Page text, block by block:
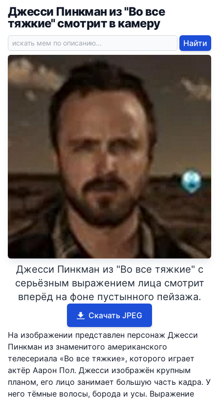
Джесси Пинкман из "Во все
тяжкие" смотрит в камеру
Найти
Джесси Пинкман из "Во все тяжкие" с
серьёзным выражением лица смотрит
вперёд на фоне пустынного пейзажа.
Скачать JPEG
На изображении представлен персонаж Джесси
Пинкман из знаменитого американского
телесериала «Во все тяжкие», которого играет
актёр Аарон Пол. Джесси изображён крупным
планом, его лицо занимает большую часть кадра. У
него тёмные волосы, борода и усы. Выражение